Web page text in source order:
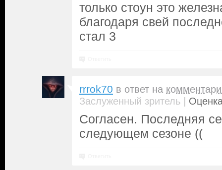
только стоун это
благодаря свей
стал 3
rrrok70 в ответ на
Заслуженный зритель |
Согласен. Последняя
следующем сезоне ((